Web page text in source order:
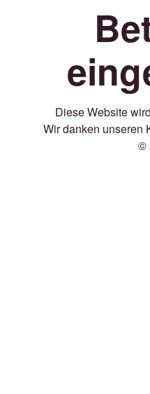
Diese Website
Wir danken unseren
©